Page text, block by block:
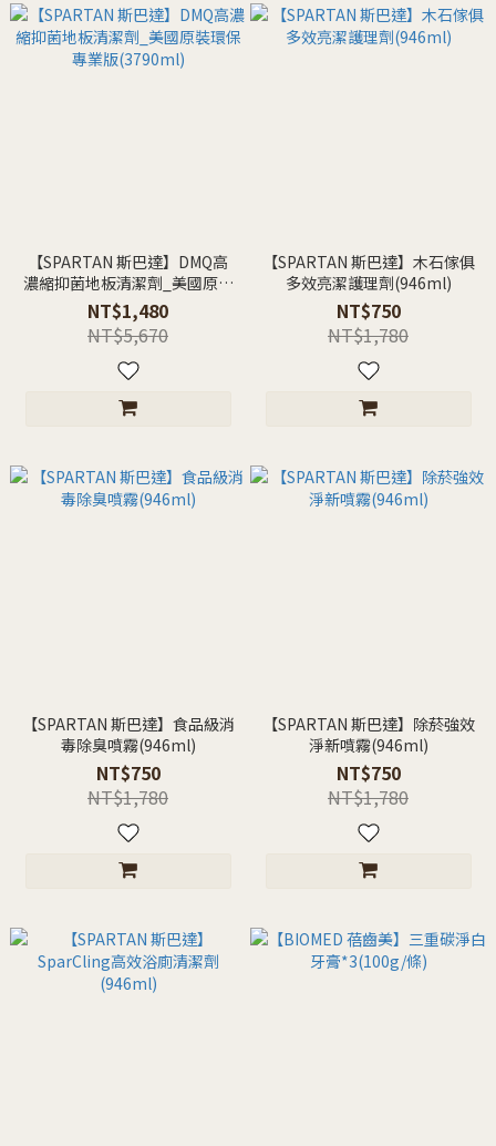
【SPARTAN 斯巴達】DMQ高
濃縮抑菌地板清潔劑_美國原裝
環保專業版(3790ml)
NT$1,480
NT$5,670
【SPARTAN 斯巴達】木石傢俱
多效亮潔護理劑(946ml)
NT$750
NT$1,780
【SPARTAN 斯巴達】食品級消
毒除臭噴霧(946ml)
NT$750
NT$1,780
【SPARTAN 斯巴達】除菸強效
淨新噴霧(946ml)
NT$750
NT$1,780